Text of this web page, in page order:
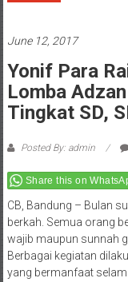
June 12, 2017
Yonif Para
Lomba
Tingkat SD,
Posted By: admin
Share this on
CB, Bandung – Bulan
berkah. Semua orang
wajib maupun sunnah
Berbagai kegiatan
yang bermanfaat